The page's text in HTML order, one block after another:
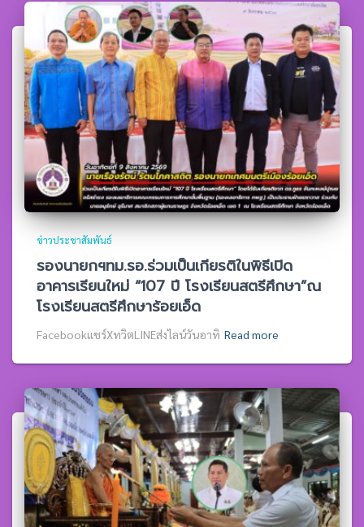
ข่าวประชาสัมพันธ์
รองนายกฯทม.รอ.ร่วมเป็นเกียรติในพิธีเปิด
อาคารเรียนใหม่ “107 ปี โรงเรียนสตรีศึกษา”ณ
โรงเรียนสตรีศึกษาร้อยเอ็ด
Facebookแชร์XทวิตLINEส่งไลน์วันอาทิ Read more